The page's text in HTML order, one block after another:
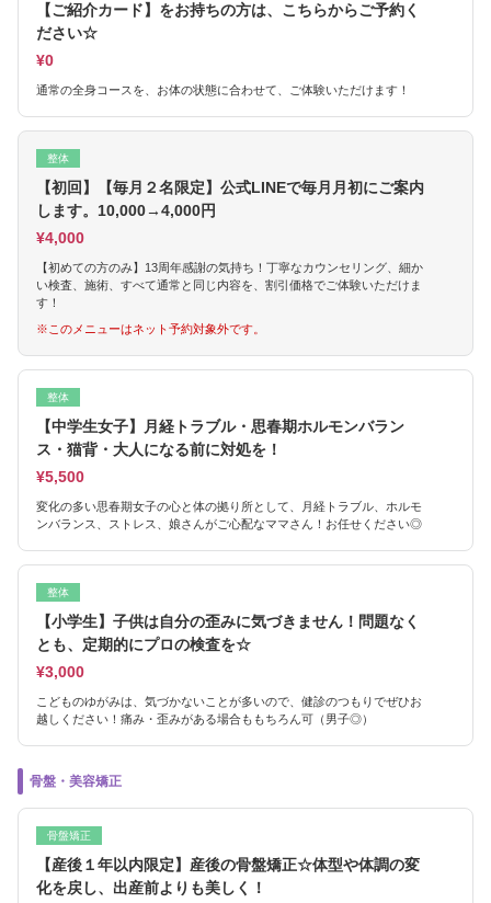
【ご紹介カード】をお持ちの方は、こちらからご予約く
ださい☆
¥0
通常の全身コースを、お体の状態に合わせて、ご体験いただけます！
整体
【初回】【毎月２名限定】公式LINEで毎月月初にご案内
します。10,000→4,000円
¥4,000
【初めての方のみ】13周年感謝の気持ち！丁寧なカウンセリング、細か
い検査、施術、すべて通常と同じ内容を、割引価格でご体験いただけま
す！
※このメニューはネット予約対象外です。
整体
【中学生女子】月経トラブル・思春期ホルモンバラン
ス・猫背・大人になる前に対処を！
¥5,500
変化の多い思春期女子の心と体の拠り所として、月経トラブル、ホルモ
ンバランス、ストレス、娘さんがご心配なママさん！お任せください◎
整体
【小学生】子供は自分の歪みに気づきません！問題なく
とも、定期的にプロの検査を☆
¥3,000
こどものゆがみは、気づかないことが多いので、健診のつもりでぜひお
越しください！痛み・歪みがある場合ももちろん可（男子◎）
骨盤・美容矯正
骨盤矯正
【産後１年以内限定】産後の骨盤矯正☆体型や体調の変
化を戻し、出産前よりも美しく！